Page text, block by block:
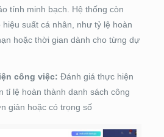
tính minh bạch. Hệ thống còn
suất cá nhân, như tỷ lệ hoàn
hoặc thời gian dành cho từng dự
công việc: Đánh giá thực hiện
tỉ lệ hoàn thành danh sách công
giản hoặc có trọng số